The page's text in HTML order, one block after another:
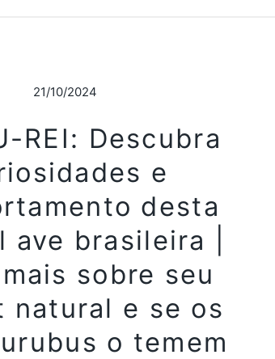
21/10/2024
REI: Descubra
e
desta
ave brasileira |
sobre seu
natural e se os
o temem